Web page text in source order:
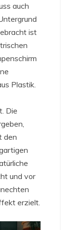
auch
ist
Plastik.
Die
den
und vor
erzielt.